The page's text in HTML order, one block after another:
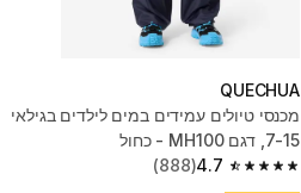
QUECHUA
מכנסי טיולים עמידים במים לילדים בגילאי
7-15, דגם MH100 - כחול
4.7
4.7 out of 5 stars from 888 reviews
(888)